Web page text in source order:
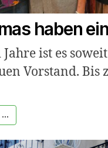
haben
ist es
Vorstand.
…